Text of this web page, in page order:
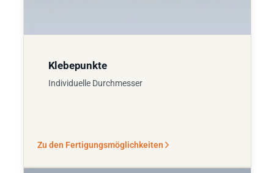
Klebepunkte
Individuelle Durchmesser
Zu den Fertigungsmöglichkeiten